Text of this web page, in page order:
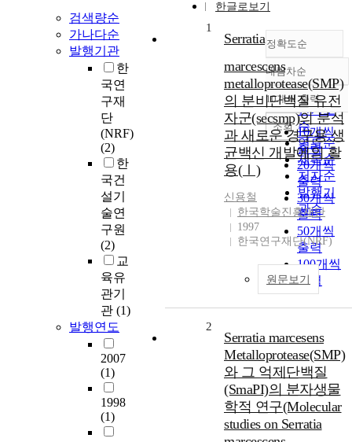
검색량순
가나다순
발행기관
한
국연
구재
단
(NRF)
(2)
한
국건
설기
술연
구원
(2)
교
육유
관기
관 (1)
발행연도
2007
(1)
1998
(1)
한글로보기
정확도순
정확도
순
인기도
순
연도순
제목순
저자순
발행기
관순
내림차순
내림차순
10개씩 출력
10개씩
출력
20개씩
출력
30개씩
출력
50개씩
출력
100개씩
출력
조회
1
Serratia
marcescens
metalloprotease(SMP)
의 분비단백질 유전
자군(secsmp)의 분석
과 새로운 경구용 생
균백신 개발에의 활
용(Ⅰ)
신용철
한국학술진흥재단
1997
한국연구재단(NRF)
원문보기
2
Serratia marcesens
Metalloprotease(SMP)
와 그 억제단백질
(SmaPI)의 분자생물
학적 연구(Molecular
studies on Serratia